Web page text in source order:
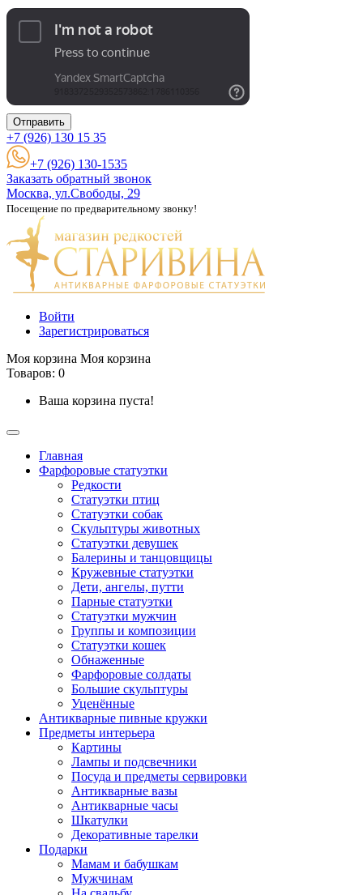
Отправить
+7 (926) 130 15 35
+7 (926) 130-1535
Заказать обратный звонок
Москва, ул.Свободы, 29
Посещение по предварительному звонку!
Войти
Зарегистрироваться
Моя корзина Моя корзина
Товаров: 0
Ваша корзина пуста!
Главная
Фарфоровые статуэтки
Редкости
Cтатуэтки птиц
Cтатуэтки собак
Скульптуры животных
Статуэтки девушек
Балерины и танцовщицы
Кружевные статуэтки
Дети, ангелы, путти
Парные статуэтки
Статуэтки мужчин
Группы и композиции
Статуэтки кошек
Обнаженные
Фарфоровые солдаты
Большие скульптуры
Уценённые
Антикварные пивные кружки
Предметы интерьера
Картины
Лампы и подсвечники
Посуда и предметы сервировки
Антикварные вазы
Антикварные часы
Шкатулки
Декоративные тарелки
Подарки
Мамам и бабушкам
Мужчинам